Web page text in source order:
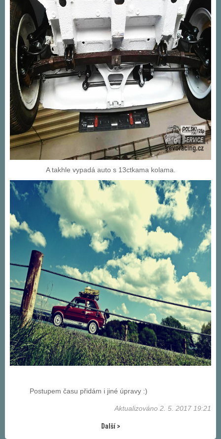
A takhle vypadá auto s 13ctkama kolama.
Postupem času přidám i jiné úpravy :)
Aktualizováno 2. 5. 2017 19:21
Další >